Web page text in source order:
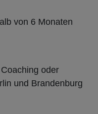
von 6 Monaten
oder
und Brandenburg